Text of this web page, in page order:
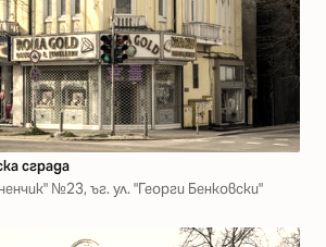
сграда
№23, ъг. ул. "Георги Бенковски"